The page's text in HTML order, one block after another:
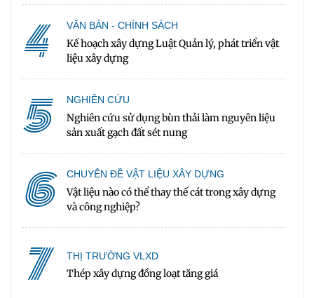
4 VĂN BẢN - CHÍNH SÁCH
Kế hoạch xây dựng Luật Quản lý, phát triển vật
liệu xây dựng
5 NGHIÊN CỨU
Nghiên cứu sử dụng bùn thải làm nguyên liệu
sản xuất gạch đất sét nung
6 CHUYÊN ĐỀ VẬT LIỆU XÂY DỰNG
Vật liệu nào có thể thay thế cát trong xây dựng
và công nghiệp?
7 THỊ TRƯỜNG VLXD
Thép xây dựng đồng loạt tăng giá